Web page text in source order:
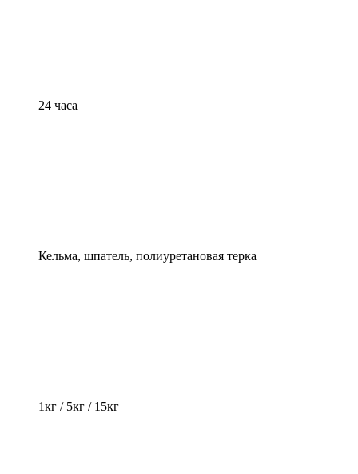
24 часа
Кельма, шпатель, полиуретановая терка
1кг / 5кг / 15кг